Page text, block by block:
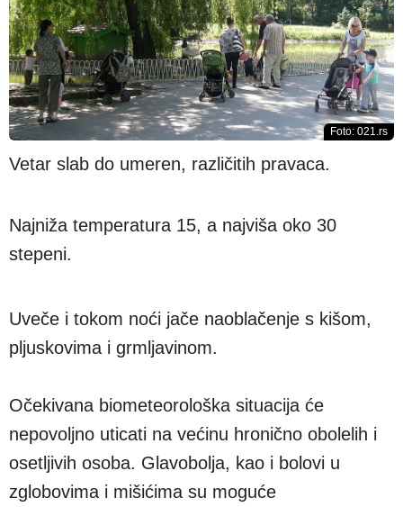
Foto: 021.rs
Vetar slab do umeren, različitih pravaca.
Najniža temperatura 15, a najviša oko 30
stepeni.
Uveče i tokom noći jače naoblačenje s kišom,
pljuskovima i grmljavinom.
Očekivana biometeorološka situacija će
nepovolјno uticati na većinu hronično obolelih i
osetlјivih osoba. Glavobolјa, kao i bolovi u
zglobovima i mišićima su moguće